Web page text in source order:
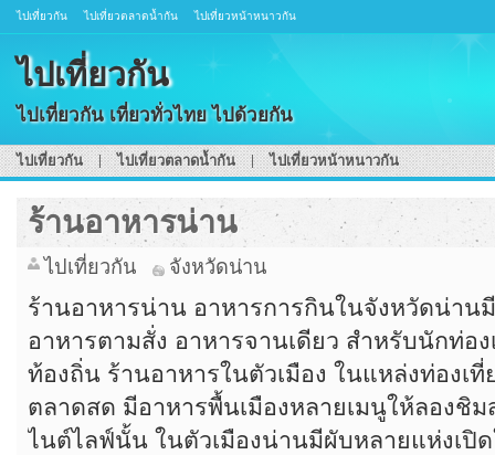
ไปเที่ยวกัน ไปเที่ยวตลาดน้ำกัน ไปเที่ยวหน้าหนาวกัน
ไปเที่ยวกัน
ไปเที่ยวกัน เที่ยวทั่วไทย ไปด้วยกัน
ไปเที่ยวกัน ไปเที่ยวตลาดน้ำกัน ไปเที่ยวหน้าหนาวกัน
ร้านอาหารน่าน
ไปเที่ยวกัน จังหวัดน่าน
ร้านอาหารน่าน อาหารการกินในจังหวัดน่าน
อาหารตามสั่ง อาหารจานเดียว สำหรับนักท่อ
ท้องถิ่น ร้านอาหารในตัวเมือง ในแหล่งท่องเ
ตลาดสด มีอาหารพื้นเมืองหลายเมนูให้ลองชิ
ไนต์ไลฟ์นั้น ในตัวเมืองน่านมีผับหลายแห่งเปิ